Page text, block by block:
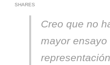
SHARES
Creo que no
mayor ensayo